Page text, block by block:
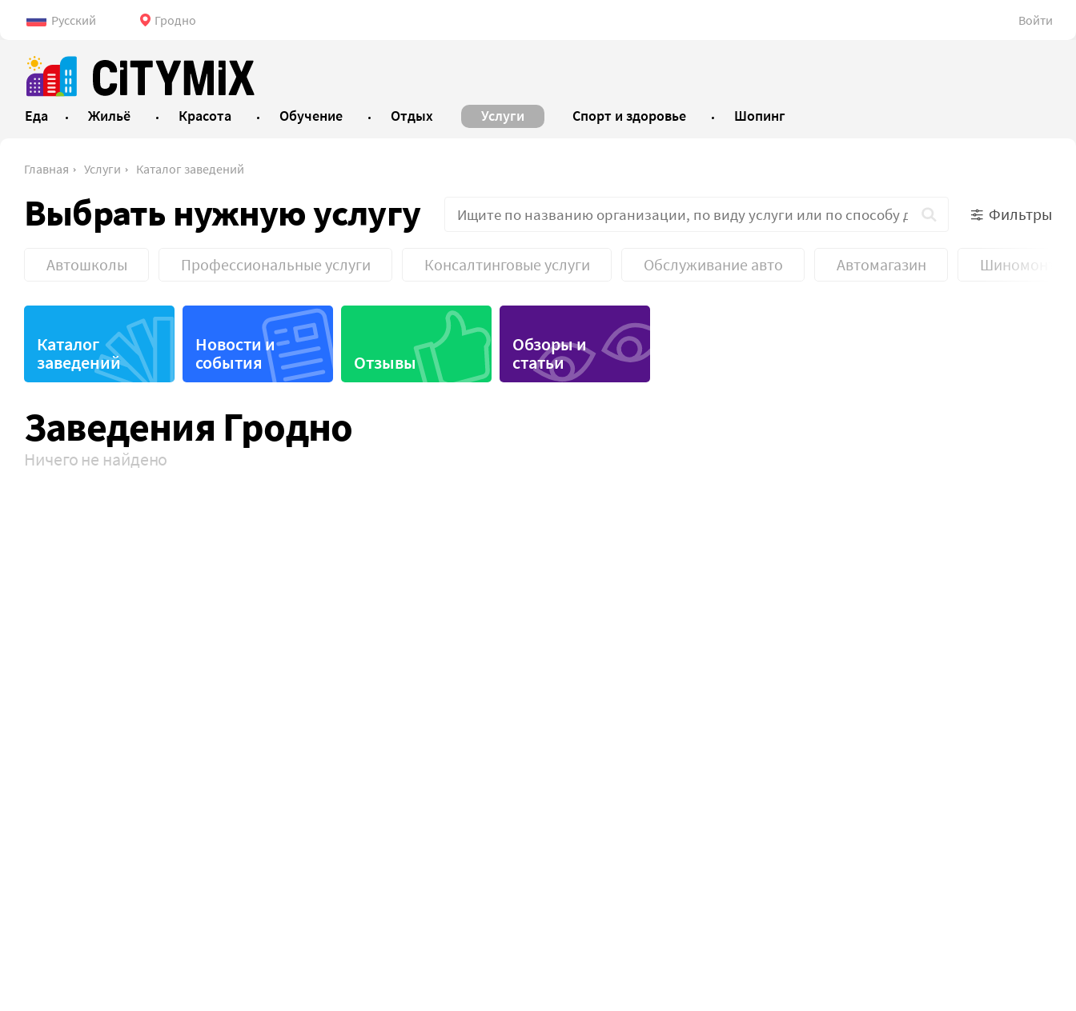
Русский Гродно Войти
Еда Жильё Красота Обучение Отдых Услуги Спорт и здоровье Шопинг
Главная Услуги Каталог заведений
Выбрать нужную услугу Фильтры
Электрозаправка
Автомагазин
Шиномонтаж
Автомойка
СТО
Автосалон
Техосмотр
Автошколы
Автошколы Профессиональные услуги Консалтинговые услуги Обслуживание авто Автомагазин Шиномонтаж
Каталог
заведений
Новости и
события
Отзывы
Обзоры и
статьи
Заведения Гродно
Ничего не найдено